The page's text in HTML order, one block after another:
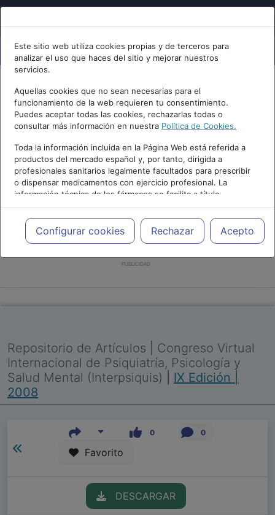
Este sitio web utiliza cookies propias y de terceros para
analizar el uso que haces del sitio y mejorar nuestros
servicios.
Aquellas cookies que no sean necesarias para el
funcionamiento de la web requieren tu consentimiento.
Puedes aceptar todas las cookies, rechazarlas todas o
consultar más información en nuestra Política de Cookies.
Toda la información incluida en la Página Web está referida a
productos del mercado español y, por tanto, dirigida a
profesionales sanitarios legalmente facultados para prescribir
o dispensar medicamentos con ejercicio profesional. La
información técnica de los fármacos se facilita a título
meramente informativo, siendo responsabilidad de los
profesionales facultados prescribir medicamentos y decidir, en
cada caso concreto, el tratamiento más adecuado a las
necesidades del paciente.
Configurar cookies Rechazar Acepto
PUBLICIDAD
Repositorio de Artículos
Congreso Virtual
Internacional de Psiquiatría, Psicología y
Salud Mental (Interpsiquis)
IX Edición |
2008
0 0
Favorito
DESCARGAR